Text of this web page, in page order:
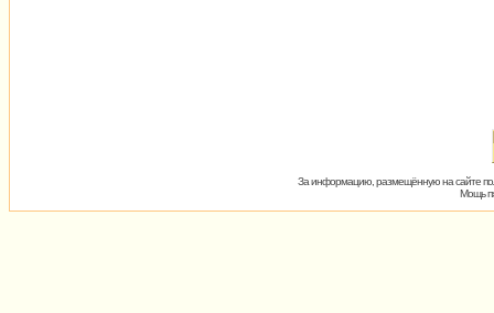
За информацию, размещённую на сайте
Мощь